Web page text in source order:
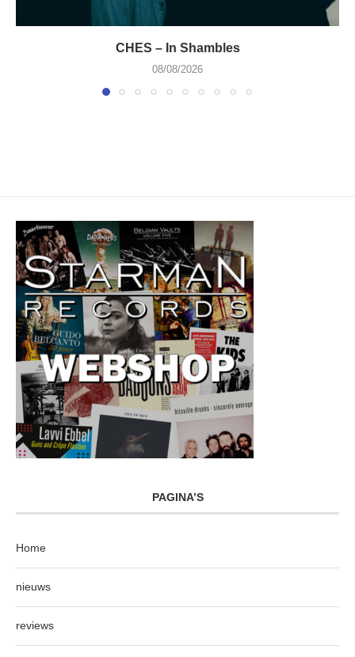
CHES – In Shambles
08/08/2026
PAGINA’S
Home
nieuws
reviews